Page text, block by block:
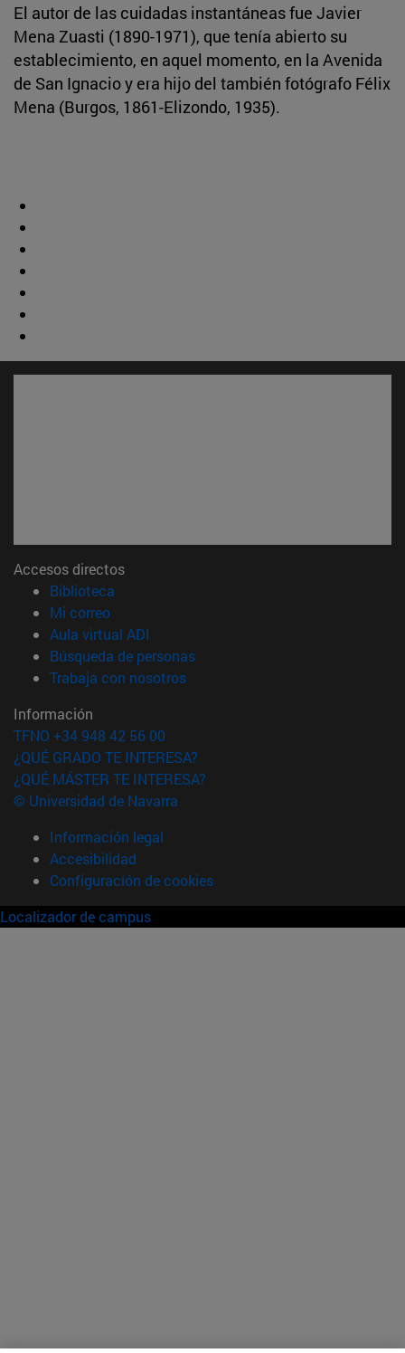
El autor de las cuidadas instantáneas fue Javier
Mena Zuasti (1890-1971), que tenía abierto su
establecimiento, en aquel momento, en la Avenida
de San Ignacio y era hijo del también fotógrafo Félix
Mena (Burgos, 1861-Elizondo, 1935).
Accesos directos
Biblioteca
Mi correo(abre en nueva ventana)
Aula virtual ADI
Búsqueda de personas(abre en nueva ventana)
Trabaja con nosotros(abre en nueva ventana)
Información
TFNO +34 948 42 56 00
¿QUÉ GRADO TE INTERESA?
¿QUÉ MÁSTER TE INTERESA?
© Universidad de Navarra
Información legal
Accesibilidad
Configuración de cookies
Localizador de campus